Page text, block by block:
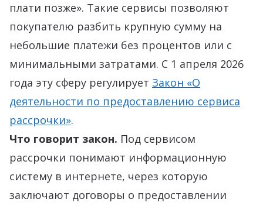
плати позже». Такие сервисы позволяют
покупателю разбить крупную сумму на
небольшие платежи без процентов или с
минимальными затратами. С 1 апреля 2026
года эту сферу регулирует Закон «О
деятельности по предоставлению сервиса
рассрочки».
Что говорит закон. Под сервисом
рассрочки понимают информационную
систему в интернете, через которую
заключают договоры о предоставлении